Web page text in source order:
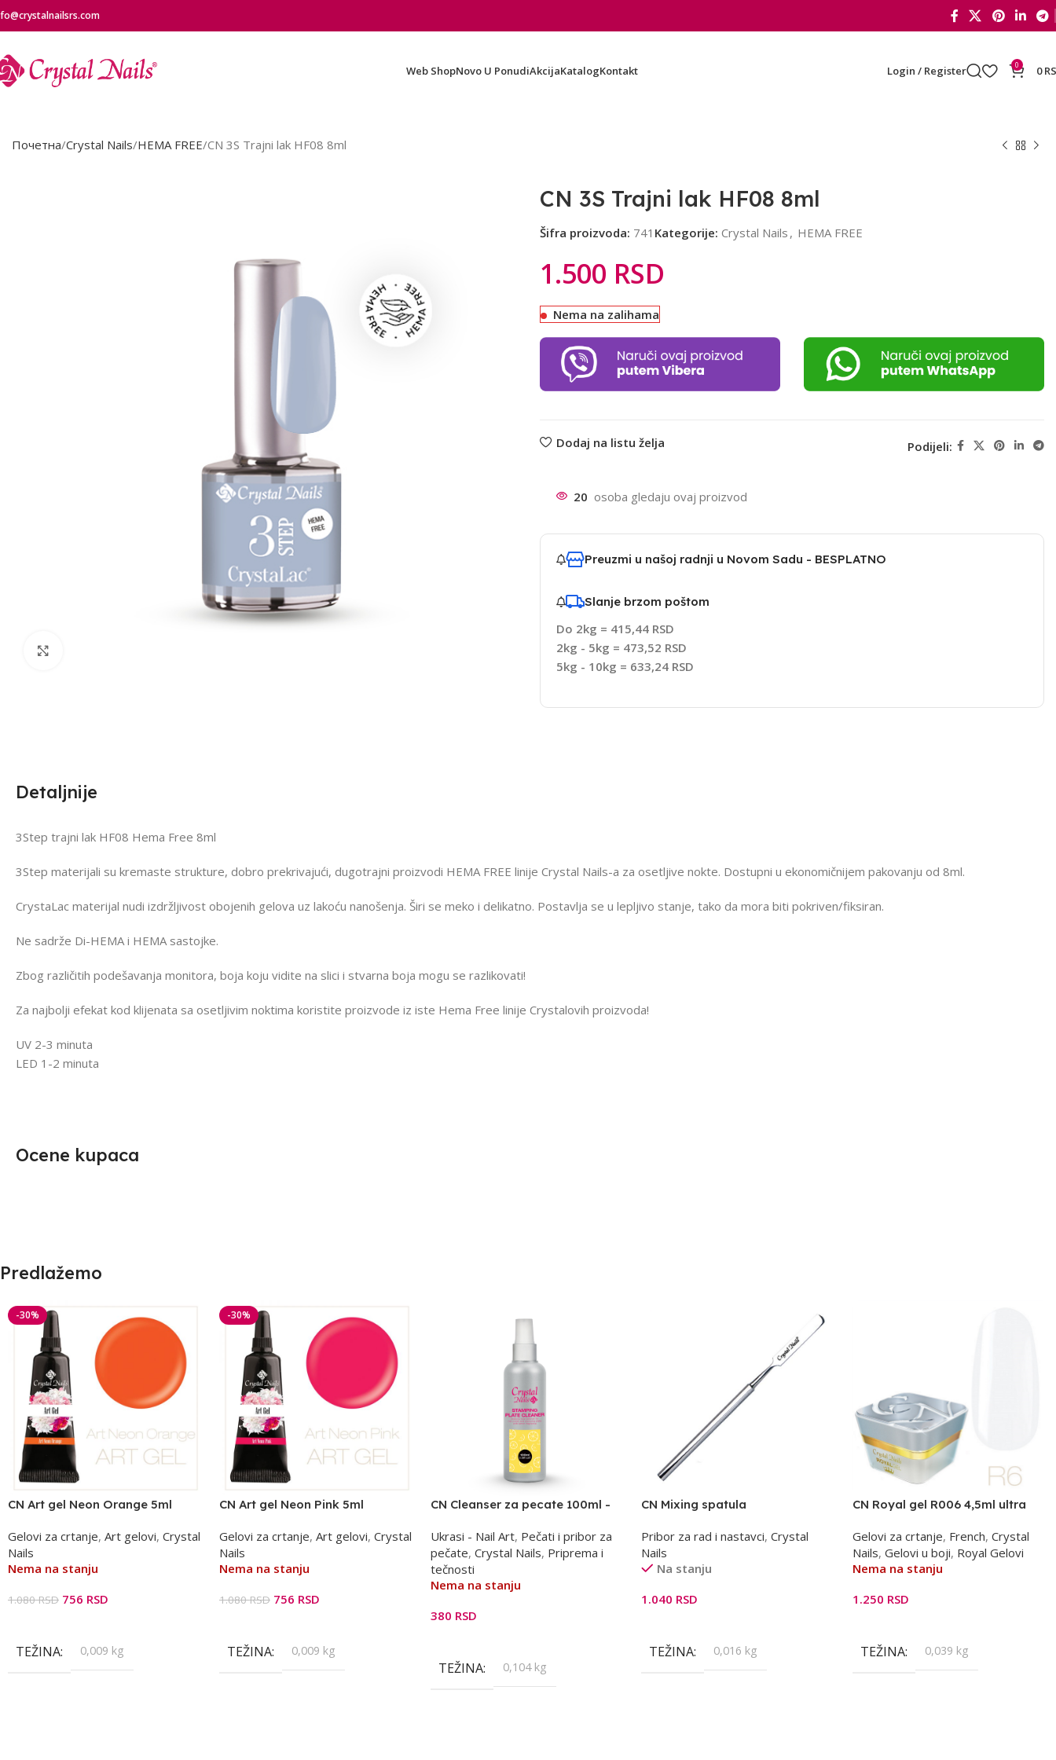
Web ShopNovo U PonudiAkcijaKatalogKontakt Login / Register 0 0
Почетна Crystal Nails HEMA FREE CN 3S Trajni lak HF08 8ml
CN 3S Trajni lak HF08 8ml
Šifra proizvoda: 741 Kategorije: Crystal Nails , HEMA FREE
1.500 RSD
Nema na zalihama
Dodaj na listu želja Podijeli:
20 osoba gledaju ovaj proizvod
Preuzmi u našoj radnji u Novom Sadu - BESPLATNO
Slanje brzom poštom
Do 2kg = 415,44 RSD
2kg - 5kg = 473,52 RSD
5kg - 10kg = 633,24 RSD
Detaljnije
3Step trajni lak HF08 Hema Free 8ml
3Step materijali su kremaste strukture, dobro prekrivajući, dugotrajni proizvodi HEMA FREE linije Crystal Nails-a za osetljive nokte. Dostupni u ekonomičnijem pakovanju od 8ml.
CrystaLac materijal nudi izdržljivost obojenih gelova uz lakoću nanošenja. Širi se meko i delikatno. Postavlja se u lepljivo stanje, tako da mora biti pokriven/fiksiran.
Ne sadrže Di-HEMA i HEMA sastojke.
Zbog različitih podešavanja monitora, boja koju vidite na slici i stvarna boja mogu se razlikovati!
Za najbolji efekat kod klijenata sa osetljivim noktima koristite proizvode iz iste Hema Free linije Crystalovih proizvoda!
UV 2-3 minuta
LED 1-2 minuta
Ocene kupaca
Predlažemo
-30%
CN Art gel Neon Orange 5ml
Gelovi za crtanje, Art gelovi, Crystal
Nails
Nema na stanju
1.080RSD 756 RSD
TEŽINA 0,009 kg
-30%
CN Art gel Neon Pink 5ml
Gelovi za crtanje, Art gelovi, Crystal
Nails
Nema na stanju
1.080RSD 756 RSD
TEŽINA 0,009 kg
CN Cleanser za pecate 100ml -
Ukrasi - Nail Art, Pečati i pribor za
pečate, Crystal Nails, Priprema i
tečnosti
Nema na stanju
380 RSD
TEŽINA 0,104 kg
CN Mixing spatula
Pribor za rad i nastavci,Crystal
Nails
Na stanju
1.040 RSD
TEŽINA 0,016 kg
CN Royal gel R006 4,5ml ultra
Gelovi za crtanje, French,Crystal
Nails,Gelovi u boji, Royal Gelovi
Nema na stanju
1.250 RSD
TEŽINA 0,039 kg